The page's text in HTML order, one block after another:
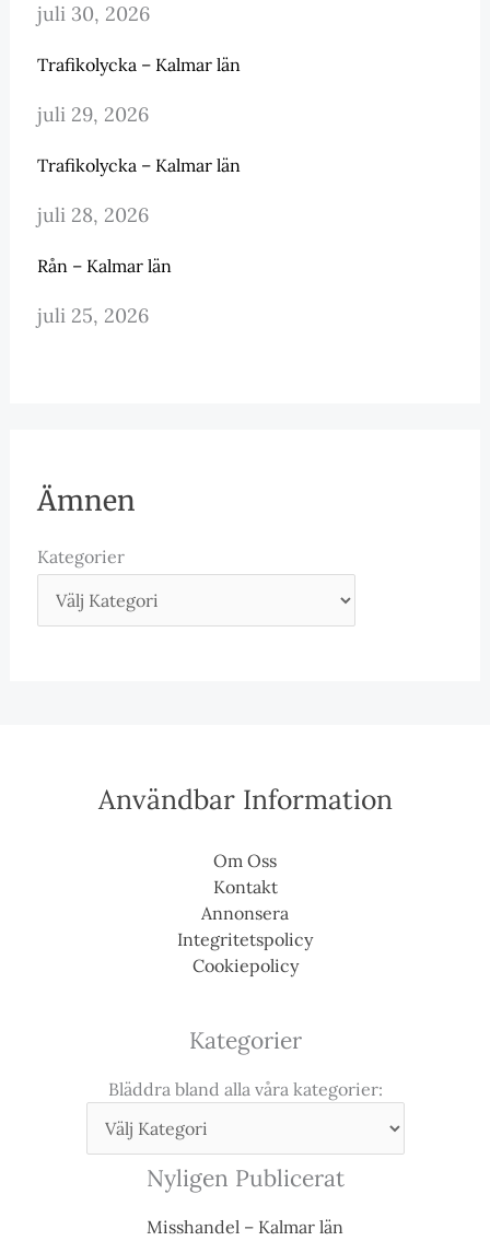
juli 30, 2026
Trafikolycka – Kalmar län
juli 29, 2026
Trafikolycka – Kalmar län
juli 28, 2026
Rån – Kalmar län
juli 25, 2026
Ämnen
Kategorier
Användbar Information
Om Oss
Kontakt
Annonsera
Integritetspolicy
Cookiepolicy
Kategorier
Bläddra bland alla våra kategorier:
Nyligen Publicerat
Misshandel – Kalmar län